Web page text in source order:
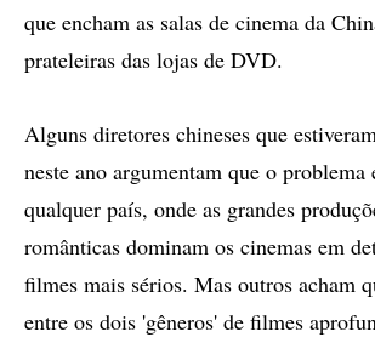
que encham as salas de cinema da
prateleiras das lojas de DVD.
Alguns diretores chineses que
neste ano argumentam que o problema
qualquer país, onde as grandes
românticas dominam os cinemas em
filmes mais sérios. Mas outros acham
entre os dois 'gêneros' de filmes